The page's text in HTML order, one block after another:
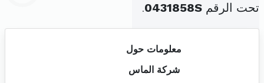
تحت الرقم 0431858S
.
معلومات حول
شركة الماس